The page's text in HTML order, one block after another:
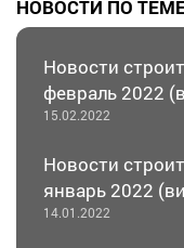
НОВОСТИ ПО
Новости
февраль 2022
15.02.2022
Новости
январь 2022
14.01.2022